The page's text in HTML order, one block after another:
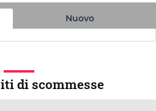
Nuovo
di scommesse